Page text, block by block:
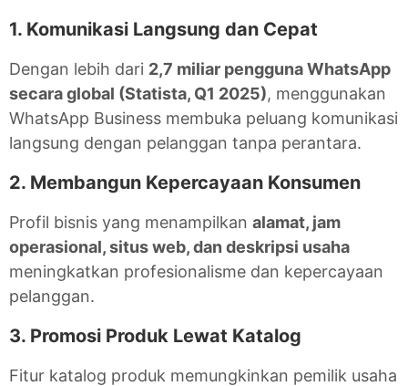
1. Komunikasi Langsung dan Cepat
Dengan lebih dari 2,7 miliar pengguna WhatsApp
secara global (Statista, Q1 2025), menggunakan
WhatsApp Business membuka peluang komunikasi
langsung dengan pelanggan tanpa perantara.
2. Membangun Kepercayaan Konsumen
Profil bisnis yang menampilkan alamat, jam
operasional, situs web, dan deskripsi usaha
meningkatkan profesionalisme dan kepercayaan
pelanggan.
3. Promosi Produk Lewat Katalog
Fitur katalog produk memungkinkan pemilik usaha